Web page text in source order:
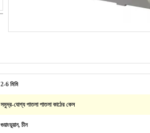
2-6 মিমি
সমুদ্র-যোগ্য পাতলা পাতলা কাঠের কেস
গুয়াংডুয়ান, চীন